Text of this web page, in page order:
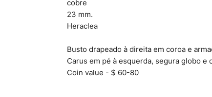
cobre
23 mm.
Heraclea
Busto drapeado à direita em coroa e
Carus em pé à esquerda, segura globo e
Coin value - $ 60-80